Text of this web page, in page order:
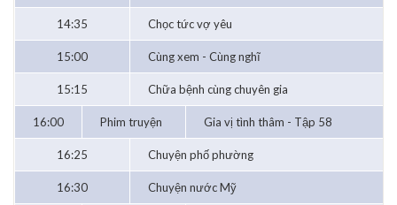
14:35 Chọc tức vợ yêu
15:00 Cùng xem - Cùng nghĩ
15:15 Chữa bệnh cùng chuyên gia
16:00 Phim truyện Gia vị tình thâm - Tập 58
16:25 Chuyện phố phường
16:30 Chuyện nước Mỹ